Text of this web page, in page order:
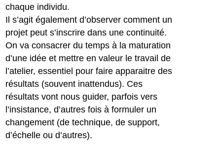
chaque individu.
Il s’agit également d’observer comment un
projet peut s’inscrire dans une continuité.
On va consacrer du temps à la maturation
d’une idée et mettre en valeur le travail de
l’atelier, essentiel pour faire apparaitre des
résultats (souvent inattendus). Ces
résultats vont nous guider, parfois vers
l’insistance, d’autres fois à formuler un
changement (de technique, de support,
d’échelle ou d’autres).